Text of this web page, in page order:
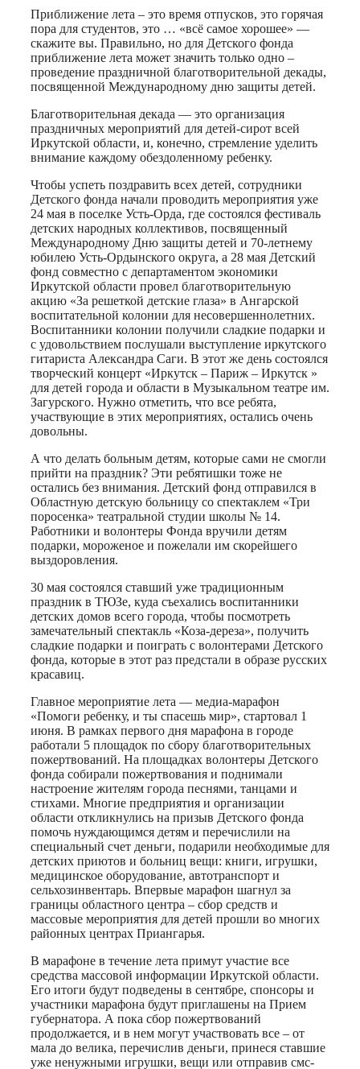
Приближение лета – это время отпусков, это горячая
пора для студентов, это … «всё самое хорошее» —
скажите вы. Правильно, но для Детского фонда
приближение лета может значить только одно –
проведение праздничной благотворительной декады,
посвященной Международному дню защиты детей.
Благотворительная декада — это организация
праздничных мероприятий для детей-сирот всей
Иркутской области, и, конечно, стремление уделить
внимание каждому обездоленному ребенку.
Чтобы успеть поздравить всех детей, сотрудники
Детского фонда начали проводить мероприятия уже
24 мая в поселке Усть-Орда, где состоялся фестиваль
детских народных коллективов, посвященный
Международному Дню защиты детей и 70-летнему
юбилею Усть-Ордынского округа, а 28 мая Детский
фонд совместно с департаментом экономики
Иркутской области провел благотворительную
акцию «За решеткой детские глаза» в Ангарской
воспитательной колонии для несовершеннолетних.
Воспитанники колонии получили сладкие подарки и
с удовольствием послушали выступление иркутского
гитариста Александра Саги. В этот же день состоялся
творческий концерт «Иркутск – Париж – Иркутск »
для детей города и области в Музыкальном театре им.
Загурского. Нужно отметить, что все ребята,
участвующие в этих мероприятиях, остались очень
довольны.
А что делать больным детям, которые сами не смогли
прийти на праздник? Эти ребятишки тоже не
остались без внимания. Детский фонд отправился в
Областную детскую больницу со спектаклем «Три
поросенка» театральной студии школы № 14.
Работники и волонтеры Фонда вручили детям
подарки, мороженое и пожелали им скорейшего
выздоровления.
30 мая состоялся ставший уже традиционным
праздник в ТЮЗе, куда съехались воспитанники
детских домов всего города, чтобы посмотреть
замечательный спектакль «Коза-дереза», получить
сладкие подарки и поиграть с волонтерами Детского
фонда, которые в этот раз предстали в образе русских
красавиц.
Главное мероприятие лета — медиа-марафон
«Помоги ребенку, и ты спасешь мир», стартовал 1
июня. В рамках первого дня марафона в городе
работали 5 площадок по сбору благотворительных
пожертвований. На площадках волонтеры Детского
фонда собирали пожертвования и поднимали
настроение жителям города песнями, танцами и
стихами. Многие предприятия и организации
области откликнулись на призыв Детского фонда
помочь нуждающимся детям и перечислили на
специальный счет деньги, подарили необходимые для
детских приютов и больниц вещи: книги, игрушки,
медицинское оборудование, автотранспорт и
сельхозинвентарь. Впервые марафон шагнул за
границы областного центра – сбор средств и
массовые мероприятия для детей прошли во многих
районных центрах Приангарья.
В марафоне в течение лета примут участие все
средства массовой информации Иркутской области.
Его итоги будут подведены в сентябре, спонсоры и
участники марафона будут приглашены на Прием
губернатора. А пока сбор пожертвований
продолжается, и в нем могут участвовать все – от
мала до велика, перечислив деньги, принеся ставшие
уже ненужными игрушки, вещи или отправив смс-